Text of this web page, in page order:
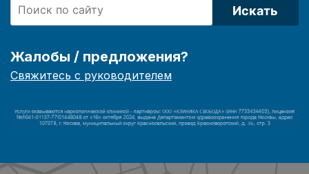
Искать
Жалобы / предложения?
Свяжитесь с руководителем